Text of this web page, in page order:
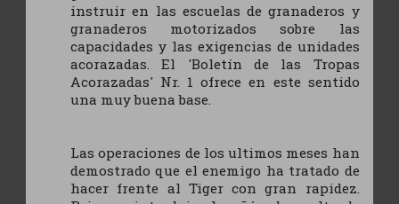
instruir en las escuelas de granaderos y
granaderos motorizados sobre las
capacidades y las exigencias de unidades
acorazadas. El 'Boletín de las Tropas
Acorazadas' Nr. 1 ofrece en este sentido
una muy buena base.
Las operaciones de los ultimos meses han
demostrado que el enemigo ha tratado de
hacer frente al Tiger con gran rapidez.